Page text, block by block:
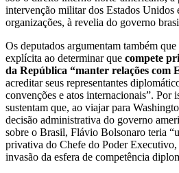
intervenção militar dos Estados Unidos
organizações, à revelia do governo
Os deputados argumentam também
explícita ao determinar que compete
da República “manter relações com
acreditar seus representantes
convenções e atos internacionais”. Por
sustentam que, ao viajar para
decisão administrativa do governo
sobre o Brasil, Flávio Bolsonaro teria
privativa do Chefe do Poder Executivo,
invasão da esfera de competência